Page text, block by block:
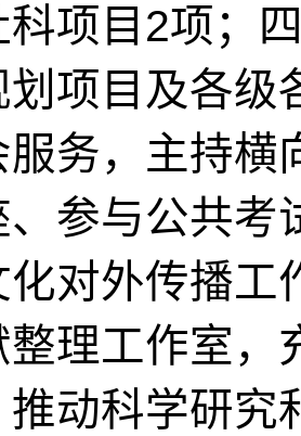
项目 2项；
划项目及各级
服务，主持横
、参与公共考
化对外传播工
整理工作室，
推动科学研究